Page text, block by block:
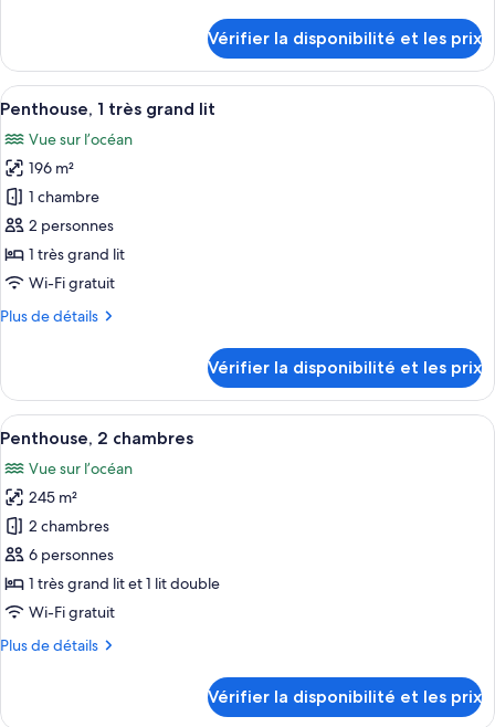
2
Baths
All
Inclusive
le
type
de
One
Bedroom
Plus
2
Baths
All
Inclusive
Vérifier la disponibilité et les prix
Afficher
toutes
les
photos
pour
ce
type
de
chambre :
Penthouse,
grand
lit
Un balcon avec vue sur la mer, d’où
6
Penthouse, 1 très grand lit
Vue sur l’océan
196 m²
1 chambre
2 personnes
1 très grand lit
Wi-Fi gratuit
Plus de détails
Plus
le
type
de
Penthouse,
très
grand
lit
Vérifier la disponibilité et les prix
Afficher
toutes
les
photos
pour
ce
type
de
chambre :
Penthouse,
Une chambre d’hôtel avec un grand
6
Penthouse, 2 chambres
Vue sur l’océan
245 m²
2 chambres
6 personnes
1 très grand lit et 1 lit double
Wi-Fi gratuit
Plus de détails
Plus
Vérifier la disponibilité et les prix